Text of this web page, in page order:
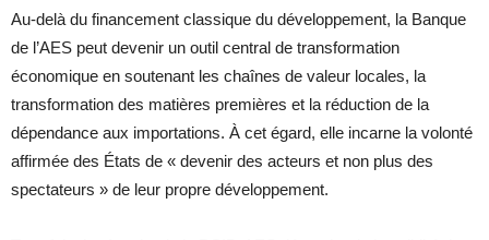
Au-delà du financement classique du développement, la Banque
de l’AES peut devenir un outil central de transformation
économique en soutenant les chaînes de valeur locales, la
transformation des matières premières et la réduction de la
dépendance aux importations. À cet égard, elle incarne la volonté
affirmée des États de « devenir des acteurs et non plus des
spectateurs » de leur propre développement.